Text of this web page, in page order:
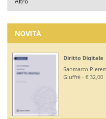
NOVITÀ
Diritto Digitale
Sanmarco
Giuffrè - € 32,00